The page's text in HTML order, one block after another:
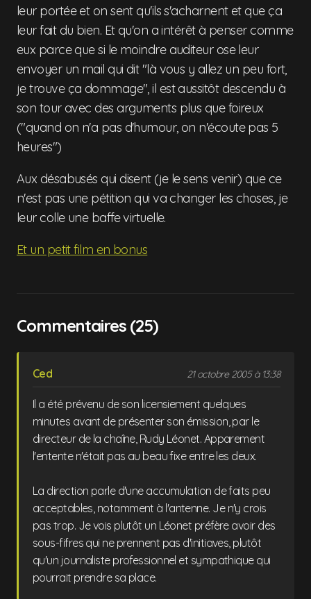
leur portée et on sent qu'ils s'acharnent et que ça
leur fait du bien. Et qu'on a intérêt à penser comme
eux parce que si le moindre auditeur ose leur
envoyer un mail qui dit "là vous y allez un peu fort,
je trouve ça dommage", il est aussitôt descendu à
son tour avec des arguments plus que foireux
("quand on n'a pas d'humour, on n'écoute pas 5
heures")
Aux désabusés qui disent (je le sens venir) que ce
n'est pas une pétition qui va changer les choses, je
leur colle une baffe virtuelle.
Et un petit film en bonus
Commentaires (25)
Ced 21 octobre 2005 à 13:38
Il a été prévenu de son licensiement quelques
minutes avant de présenter son émission, par le
directeur de la chaîne, Rudy Léonet. Apparement
l'entente n'était pas au beau fixe entre les deux.
La direction parle d'une accumulation de faits peu
acceptables, notamment à l'antenne. Je n'y crois
pas trop. Je vois plutôt un Léonet préfère avoir des
sous-fifres qui ne prennent pas d'initiaves, plutôt
qu'un journaliste professionnel et sympathique qui
pourrait prendre sa place.